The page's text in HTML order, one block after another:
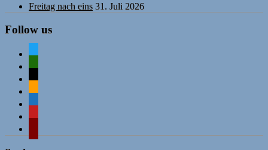
Freitag nach eins 31. Juli 2026
Follow us